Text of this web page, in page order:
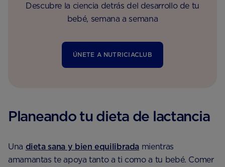
Descubre la ciencia detrás del desarrollo de tu
bebé, semana a semana
ÚNETE A NUTRICIACLUB
Planeando tu dieta de lactancia
Una dieta sana y bien equilibrada mientras
amamantas te apoya tanto a ti como a tu bebé. Comer